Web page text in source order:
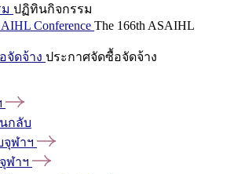
ปฏิทินกิจกรรม
Conference The 166th ASAIHL
จัดจ้าง ประกาศจัดซื้อจัดจ้าง
กลับ
จุฬาฯ
ฬาฯ